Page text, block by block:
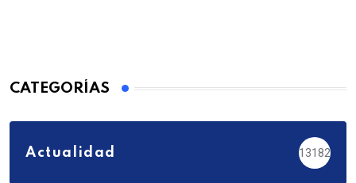
CATEGORÍAS
Actualidad 13182